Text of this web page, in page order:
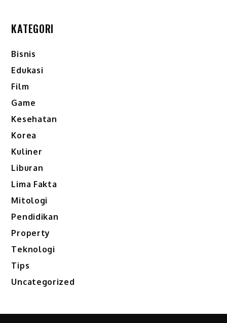
KATEGORI
Bisnis
Edukasi
Film
Game
Kesehatan
Korea
Kuliner
Liburan
Lima Fakta
Mitologi
Pendidikan
Property
Teknologi
Tips
Uncategorized